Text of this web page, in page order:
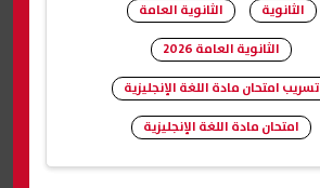
الثانوية
الثانوية العامة
الثانوية العامة 2026
تسريب امتحان مادة اللغة الإنجليزية
امتحان مادة اللغة الإنجليزية